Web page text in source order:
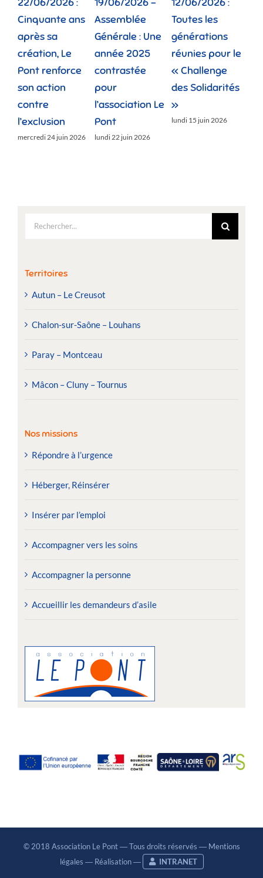
Cinquante ans
après sa
création, Le
Pont renforce
son action
contre
l’exclusion
mercredi 24 juin 2026
Assemblée
Générale : Une
année 2025
contrastée
pour
l’association Le
Pont
lundi 22 juin 2026
Toutes les
générations
réunies pour le
« Challenge
des Solidarités
»
lundi 15 juin 2026
Rechercher:
Territoires
Autun – Le Creusot
Chalon-sur-Saône – Louhans
Paray – Montceau
Mâcon – Cluny – Tournus
Nos missions
Répondre à l’urgence
Héberger, Réinsérer
Insérer par l’emploi
Accompagner vers les soins
Accompagner la personne
Accueillir les demandeurs d’asile
© 2018 Association Le Pont ― Tous droits réservés ― Mentions
légales ― Réalisation― INTRANET